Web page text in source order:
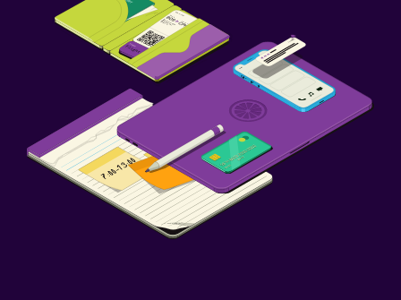
Fax/fotocopiadora
Ideal para familias
Club infantil
Parque infantil
Salud y seguridad